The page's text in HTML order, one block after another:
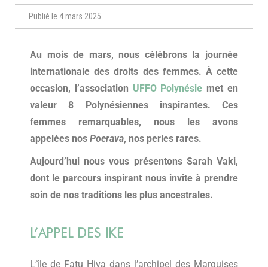
Publié le 4 mars 2025
Au mois de mars, nous célébrons la journée
internationale des droits des femmes. À cette
occasion, l’association UFFO Polynésie met en
valeur 8 Polynésiennes inspirantes. Ces
femmes remarquables, nous les avons
appelées nos Poerava, nos perles rares.
Aujourd’hui nous vous présentons Sarah Vaki,
dont le parcours inspirant nous invite à prendre
soin de nos traditions les plus ancestrales.
L’APPEL DES IKE
L’île de Fatu Hiva dans l’archipel des Marquises